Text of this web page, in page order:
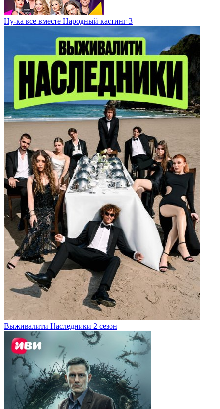
Ну-ка все вместе Народный кастинг 3
Выживалити Наследники 2 сезон